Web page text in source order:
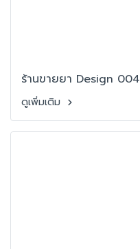
ร้านขายยา Design 004
ดูเพิ่มเติม